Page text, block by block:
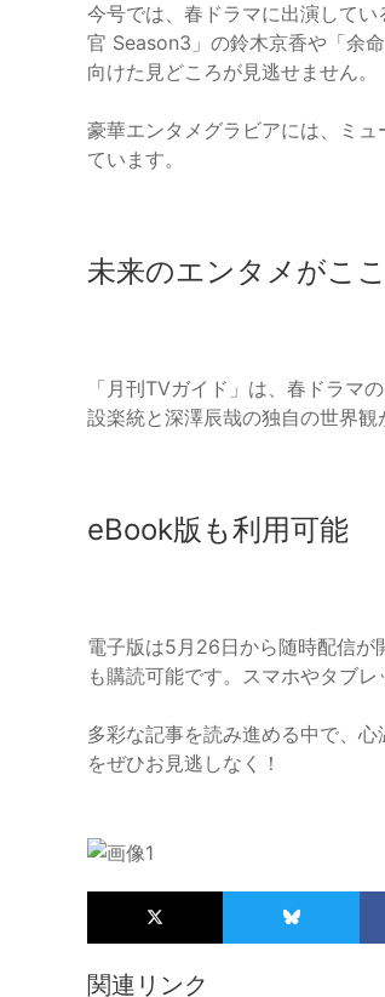
今号では、春ドラマに出演して
官 Season3」の鈴木京香や「余
向けた見どころが見逃せません。
豪華エンタメグラビアには、ミ
ています。
未来のエンタメがこ
「月刊TVガイド」は、春ドラマ
設楽統と深澤辰哉の独自の世界観
eBook版も利用可能
電子版は5月26日から随時配信
も購読可能です。スマホやタブ
多彩な記事を読み進める中で、
をぜひお見逃しなく！
関連リンク